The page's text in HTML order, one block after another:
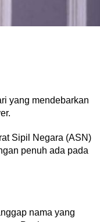
yang mendebarkan
Sipil Negara (ASN)
penuh ada pada
nama yang